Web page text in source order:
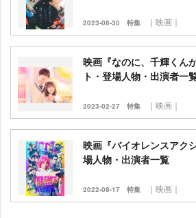
2023-08-30 特集 ｜映画｜
映画『なのに、千輝くん
ト・登場人物・出演者一
2023-02-27 特集 ｜映画｜
映画『バイオレンスアク
場人物・出演者一覧
2022-08-17 特集 ｜映画｜